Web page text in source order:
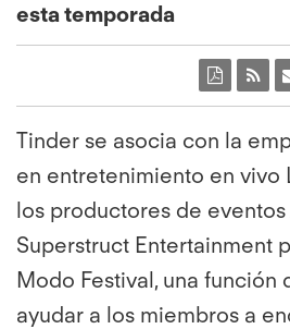
esta temporada
Tinder se asocia con la
en entretenimiento en vivo
los productores de eventos
Superstruct Entertainment
Modo Festival, una función
ayudar a los miembros a